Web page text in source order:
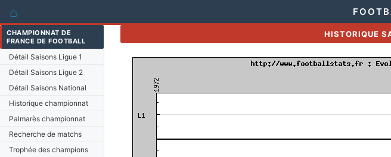
⌂
CHAMPIONNAT DE
FRANCE DE FOOTBALL
Détail Saisons Ligue 1
Détail Saisons Ligue 2
Détail Saisons National
Historique championnat
Palmarès championnat
Recherche de matchs
Trophée des champions
HISTORIQUE